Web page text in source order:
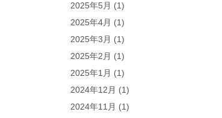
2025年5月 (1)
2025年4月 (1)
2025年3月 (1)
2025年2月 (1)
2025年1月 (1)
2024年12月 (1)
2024年11月 (1)